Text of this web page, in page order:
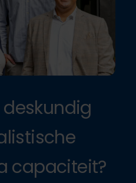
capaciteit?